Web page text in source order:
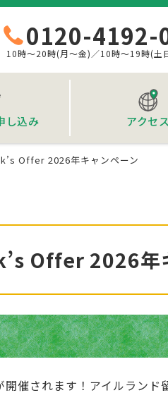
0120-4192-
10時～20時(月～金)／10時～19時(土
し込み アクセス
Offer 2026年キャンペーン
Offer 2026年
されます！アイルランド